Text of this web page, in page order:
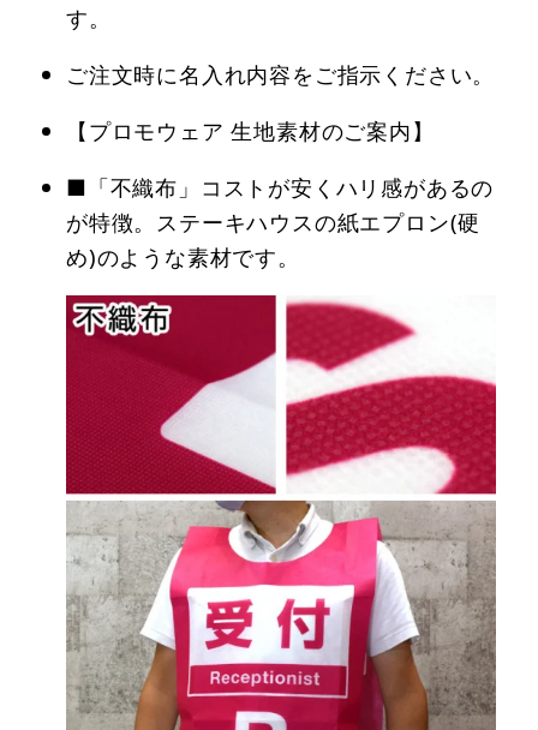
す。
ご注文時に名入れ内容をご指示ください。
【プロモウェア 生地素材のご案内】
■「不織布」コストが安くハリ感があるの
が特徴。ステーキハウスの紙エプロン(硬
め)のような素材です。